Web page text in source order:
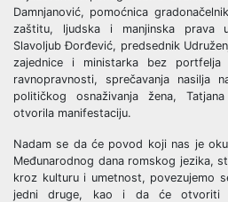
Damnjanović, pomoćnica
zaštitu, ljudska i manjinska prava
Slavoljub Đorđević, predsednik
zajednice i ministarka bez
ravnopravnosti, sprečavanja nasilja
političkog osnaživanja žena,
otvorila manifestaciju.
Nadam se da će povod koji nas je
Međunarodnog dana romskog jezika,
kroz kulturu i umetnost, povezujemo
jedni druge, kao i da će otvoriti